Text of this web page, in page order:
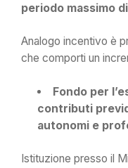
periodo massimo
Analogo incentivo è
che comporti un
Fondo per
contributi
autonomi e
Istituzione presso il